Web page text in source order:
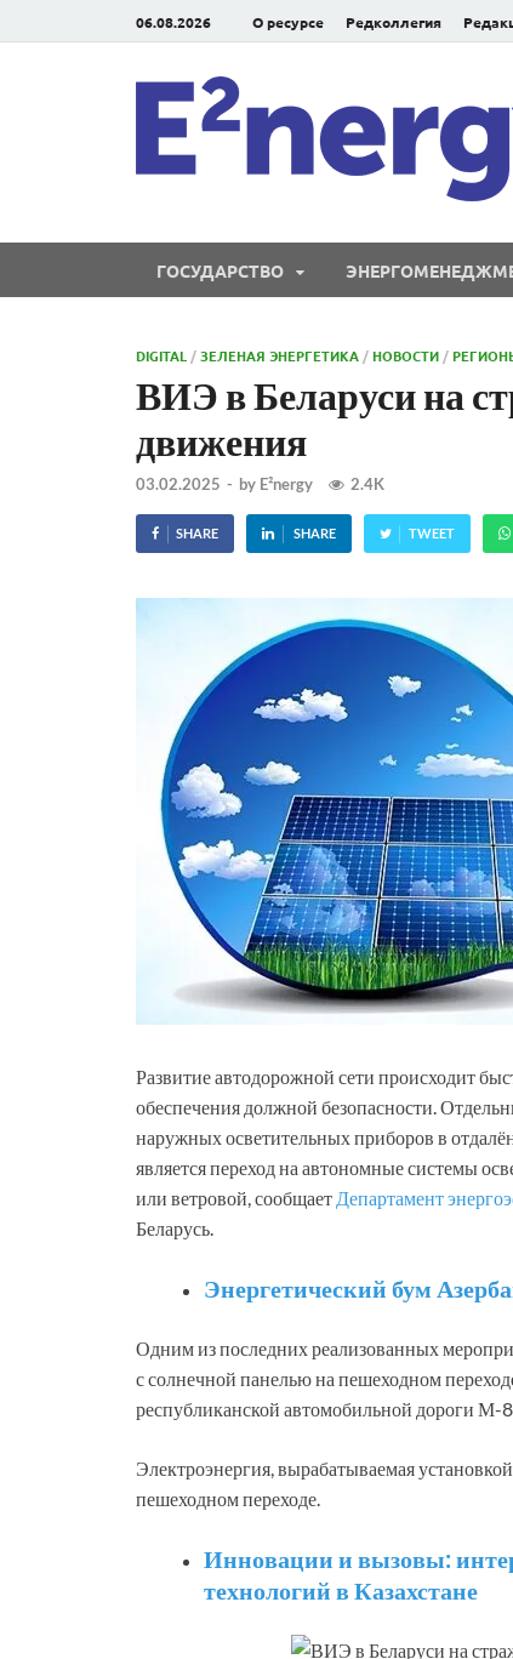
06.08.2026 О ресурсе Редколлегия
ГОСУДАРСТВО
DIGITAL /ЗЕЛЕНАЯ ЭНЕРГЕТИКА /НОВОСТИ /
ВИЭ в Беларуси на
движения
03.02.2025 - by E²nergy 2.4K
SHARE SHARE TWEET
Развитие автодорожной сети происходит
обеспечения должной безопасности.
наружных осветительных приборов в
является переход на автономные системы
или ветровой, сообщает Департамент
Беларусь.
Энергетический бум
Одним из последних реализованных
с солнечной панелью на пешеходном
республиканской автомобильной дороги М-
Электроэнергия, вырабатываемая
пешеходном переходе.
Инновации и вызовы:
технологий в Казахстане